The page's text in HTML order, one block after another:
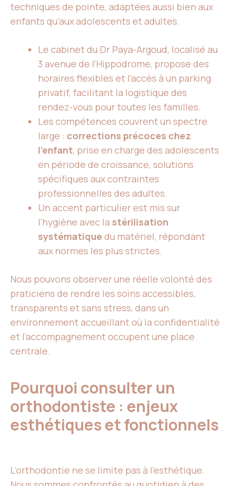
techniques de pointe, adaptées aussi bien aux
enfants qu’aux adolescents et adultes.
Le cabinet du Dr Paya-Argoud, localisé au
3 avenue de l’Hippodrome, propose des
horaires flexibles et l’accès à un parking
privatif, facilitant la logistique des
rendez-vous pour toutes les familles.
Les compétences couvrent un spectre
large : corrections précoces chez
l’enfant, prise en charge des adolescents
en période de croissance, solutions
spécifiques aux contraintes
professionnelles des adultes.
Un accent particulier est mis sur
l’hygiène avec la stérilisation
systématique du matériel, répondant
aux normes les plus strictes.
Nous pouvons observer une réelle volonté des
praticiens de rendre les soins accessibles,
transparents et sans stress, dans un
environnement accueillant où la confidentialité
et l’accompagnement occupent une place
centrale.
Pourquoi consulter un
orthodontiste : enjeux
esthétiques et fonctionnels
L’orthodontie ne se limite pas à l’esthétique.